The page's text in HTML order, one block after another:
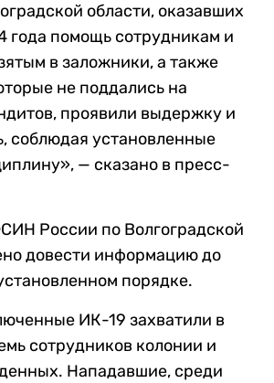
области, оказавших
года помощь сотрудникам и
в заложники, а также
не поддались на
проявили выдержку и
соблюдая установленные
— сказано в пресс-
России по Волгоградской
довести информацию до
порядке.
ИК-19 захватили в
сотрудников колонии и
Нападавшие, среди